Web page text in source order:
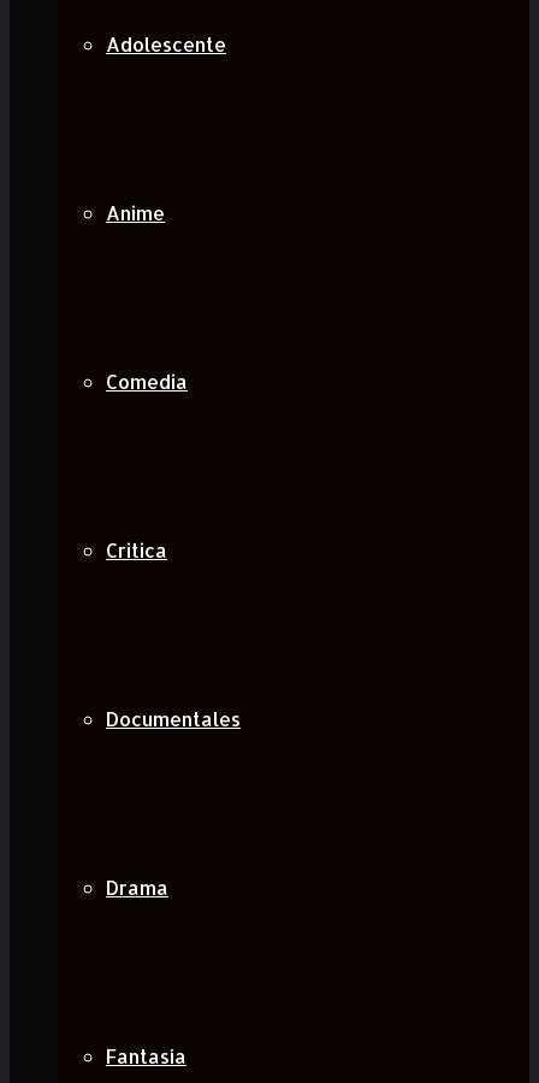
Adolescente
Anime
Comedia
Critica
Documentales
Drama
Fantasía